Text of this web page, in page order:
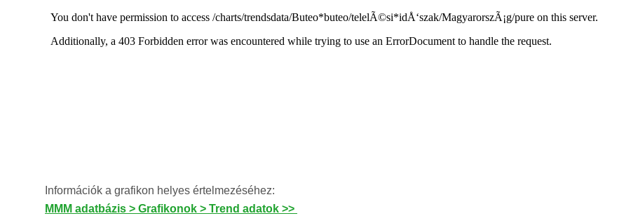
Információk a grafikon helyes értelmezéséhez:
MMM adatbázis > Grafikonok > Trend adatok >>